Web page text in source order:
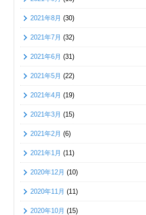
2021年8月 (30)
2021年7月 (32)
2021年6月 (31)
2021年5月 (22)
2021年4月 (19)
2021年3月 (15)
2021年2月 (6)
2021年1月 (11)
2020年12月 (10)
2020年11月 (11)
2020年10月 (15)